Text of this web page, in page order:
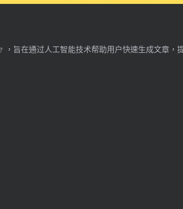
，旨在通过人工智能技术帮助用户快速生成文章，